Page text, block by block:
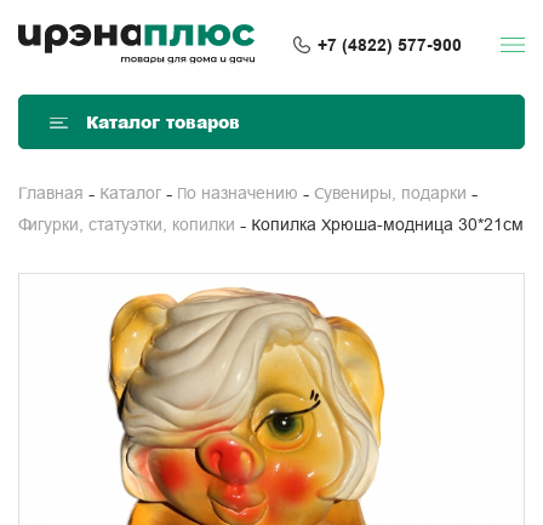
+7 (4822) 577-900
Каталог товаров
Главная Каталог По назначению Сувениры, подарки
Фигурки, статуэтки, копилки Копилка Хрюша-модница 30*21см